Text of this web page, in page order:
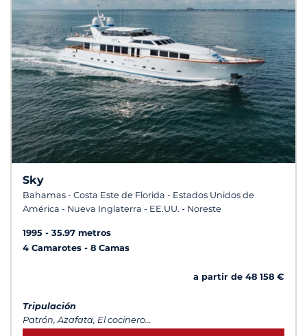
Sky
Bahamas - Costa Este de Florida - Estados Unidos de
América - Nueva Inglaterra - EE.UU. - Noreste
1995
35.97 metros
4 Camarotes
8 Camas
a partir de 48 158 €
Tripulación
Patrón, Azafata, El cocinero...